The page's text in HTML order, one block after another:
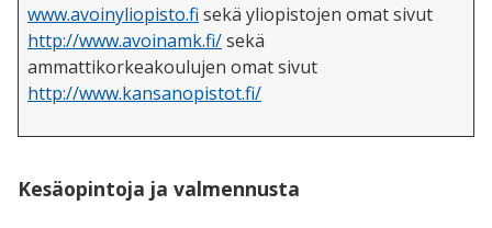
www.avoinyliopisto.fi sekä yliopistojen omat sivut
http://www.avoinamk.fi/sekä
ammattikorkeakoulujen omat sivut
http://www.kansanopistot.fi/
Kesäopintoja ja valmennusta